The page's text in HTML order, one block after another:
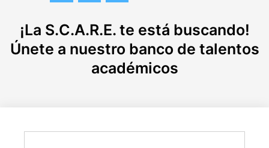
¡La S.C.A.R.E. te está buscando!
Únete a nuestro banco de talentos
académicos